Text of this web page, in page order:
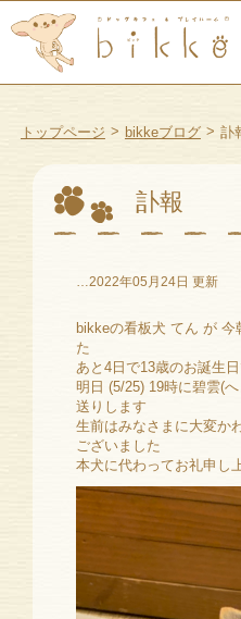
トップページ > bikkeブログ > 訃
訃報
…2022年05月24日 更新
bikkeの看板犬 てん が 今
た
あと4日で13歳のお誕生
明日 (5/25) 19時に碧雲(
送りします
生前はみなさまに大変か
ございました
本犬に代わってお礼申し